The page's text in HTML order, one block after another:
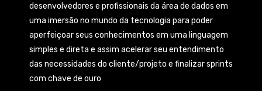
desenvolvedores e profissionais da área de dados em
uma imersão no mundo da tecnologia para poder
aperfeiçoar seus conhecimentos em uma linguagem
simples e direta e assim acelerar seu entendimento
das necessidades do cliente/projeto e finalizar sprints
com chave de ouro